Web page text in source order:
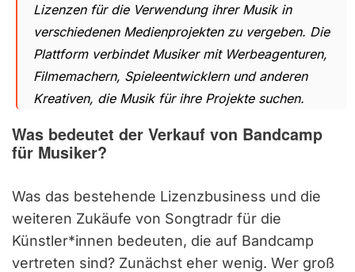
Lizenzen für die Verwendung ihrer Musik in
verschiedenen Medienprojekten zu vergeben. Die
Plattform verbindet Musiker mit Werbeagenturen,
Filmemachern, Spieleentwicklern und anderen
Kreativen, die Musik für ihre Projekte suchen.
Was bedeutet der Verkauf von Bandcamp
für Musiker?
Was das bestehende Lizenzbusiness und die
weiteren Zukäufe von Songtradr für die
Künstler*innen bedeuten, die auf Bandcamp
vertreten sind? Zunächst eher wenig. Wer groß